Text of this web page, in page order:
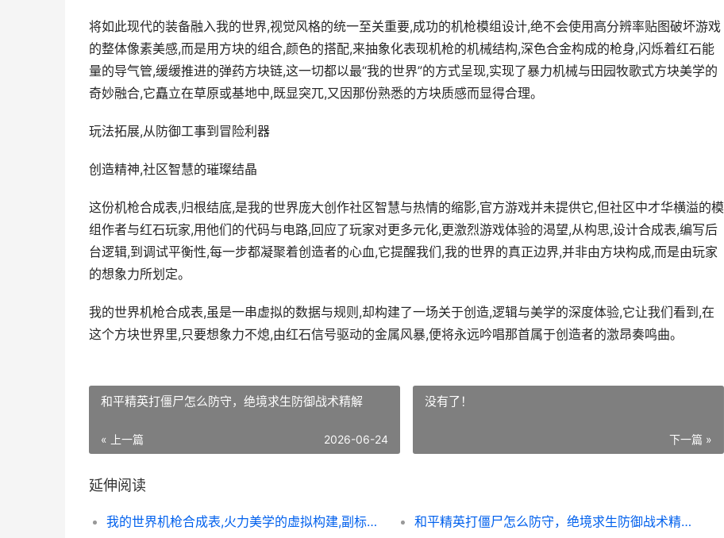
将如此现代的装备融入我的世界,视觉风格的统一至关重要,成功的机枪模组设计,绝不会使用高分辨率贴图破坏游戏
的整体像素美感,而是用方块的组合,颜色的搭配,来抽象化表现机枪的机械结构,深色合金构成的枪身,闪烁着红石能
量的导气管,缓缓推进的弹药方块链,这一切都以最“我的世界”的方式呈现,实现了暴力机械与田园牧歌式方块美学的
奇妙融合,它矗立在草原或基地中,既显突兀,又因那份熟悉的方块质感而显得合理。
玩法拓展,从防御工事到冒险利器
创造精神,社区智慧的璀璨结晶
这份机枪合成表,归根结底,是我的世界庞大创作社区智慧与热情的缩影,官方游戏并未提供它,但社区中才华横溢的模
组作者与红石玩家,用他们的代码与电路,回应了玩家对更多元化,更激烈游戏体验的渴望,从构思,设计合成表,编写后
台逻辑,到调试平衡性,每一步都凝聚着创造者的心血,它提醒我们,我的世界的真正边界,并非由方块构成,而是由玩家
的想象力所划定。
我的世界机枪合成表,虽是一串虚拟的数据与规则,却构建了一场关于创造,逻辑与美学的深度体验,它让我们看到,在
这个方块世界里,只要想象力不熄,由红石信号驱动的金属风暴,便将永远吟唱那首属于创造者的激昂奏鸣曲。
和平精英打僵尸怎么防守，绝境求生防御战术精解
« 上一篇 2026-06-24
没有了！
下一篇 »
延伸阅读
我的世界机枪合成表,火力美学的虚拟构建,副标题,方块世界的金属风暴奏鸣曲 和平精英打僵尸怎么防守，绝境求生防御战术精解